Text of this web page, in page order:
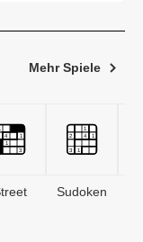
Mehr Spiele
Sudoken